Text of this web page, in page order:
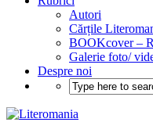
Autori
Cărțile
BOOKcover –
Galerie foto/
Despre noi